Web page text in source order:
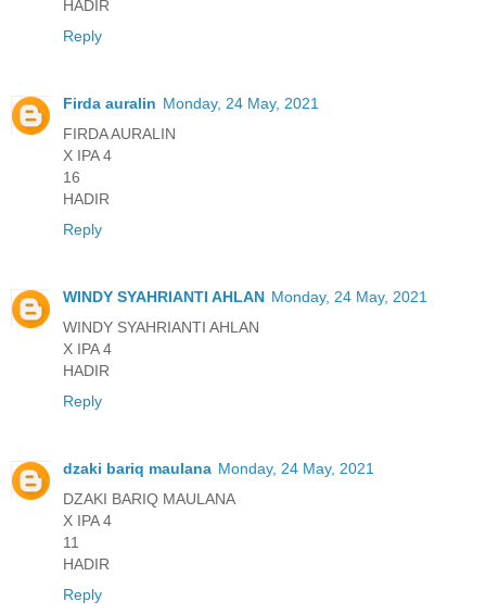
HADIR
Reply
Firda auralin Monday, 24 May, 2021
FIRDA AURALIN
X IPA 4
16
HADIR
Reply
WINDY SYAHRIANTI AHLAN Monday, 24 May, 2021
WINDY SYAHRIANTI AHLAN
X IPA 4
HADIR
Reply
dzaki bariq maulana Monday, 24 May, 2021
DZAKI BARIQ MAULANA
X IPA 4
11
HADIR
Reply